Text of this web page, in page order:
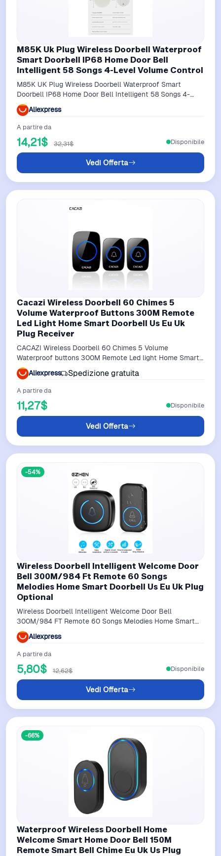
M85K Uk Plug Wireless Doorbell Waterproof
Smart Doorbell IP68 Home Door Bell
Intelligent 58 Songs 4-Level Volume Control
M85K UK Plug Wireless Doorbell Waterproof Smart
Doorbell IP68 Home Door Bell Intelligent 58 Songs 4-
Level Volume Control
Aliexpress
A partire da
14,21$ 32,31$
Vedi Offerta
Disponibile
Cacazi Wireless Doorbell 60 Chimes 5
Volume Waterproof Buttons 300M Remote
Led Light Home Smart Doorbell Us Eu Uk
Plug Receiver
CACAZI Wireless Doorbell 60 Chimes 5 Volume
Waterproof buttons 300M Remote Led light Home Smart
doorbell US EU UK plug Receiver
Aliexpress Spedizione gratuita
A partire da
11,27$
Vedi Offerta
Disponibile
-54%
Wireless Doorbell Intelligent Welcome Door
Bell 300M/984 Ft Remote 60 Songs
Melodies Home Smart Doorbell Us Eu Uk Plug
Optional
Wireless Doorbell Intelligent Welcome Door Bell
300M/984 FT Remote 60 Songs Melodies Home Smart
Doorbell US EU UK Plug Optional
Aliexpress
A partire da
5,80$ 12,62$
Vedi Offerta
Disponibile
-66%
Waterproof Wireless Doorbell Home
Welcome Smart Home Door Bell 150M
Remote Smart Bell Chime Eu Uk Us Plug